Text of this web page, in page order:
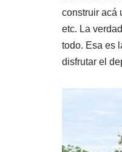
construir acá
etc. La
todo. Esa es
disfrutar el